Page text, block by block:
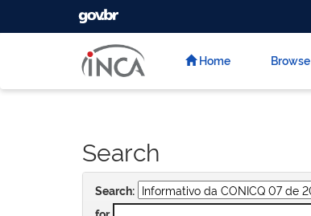
GOVBR
Home Browse
Search
Search: